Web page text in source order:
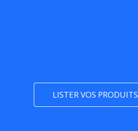
LISTER VOS PRODUITS